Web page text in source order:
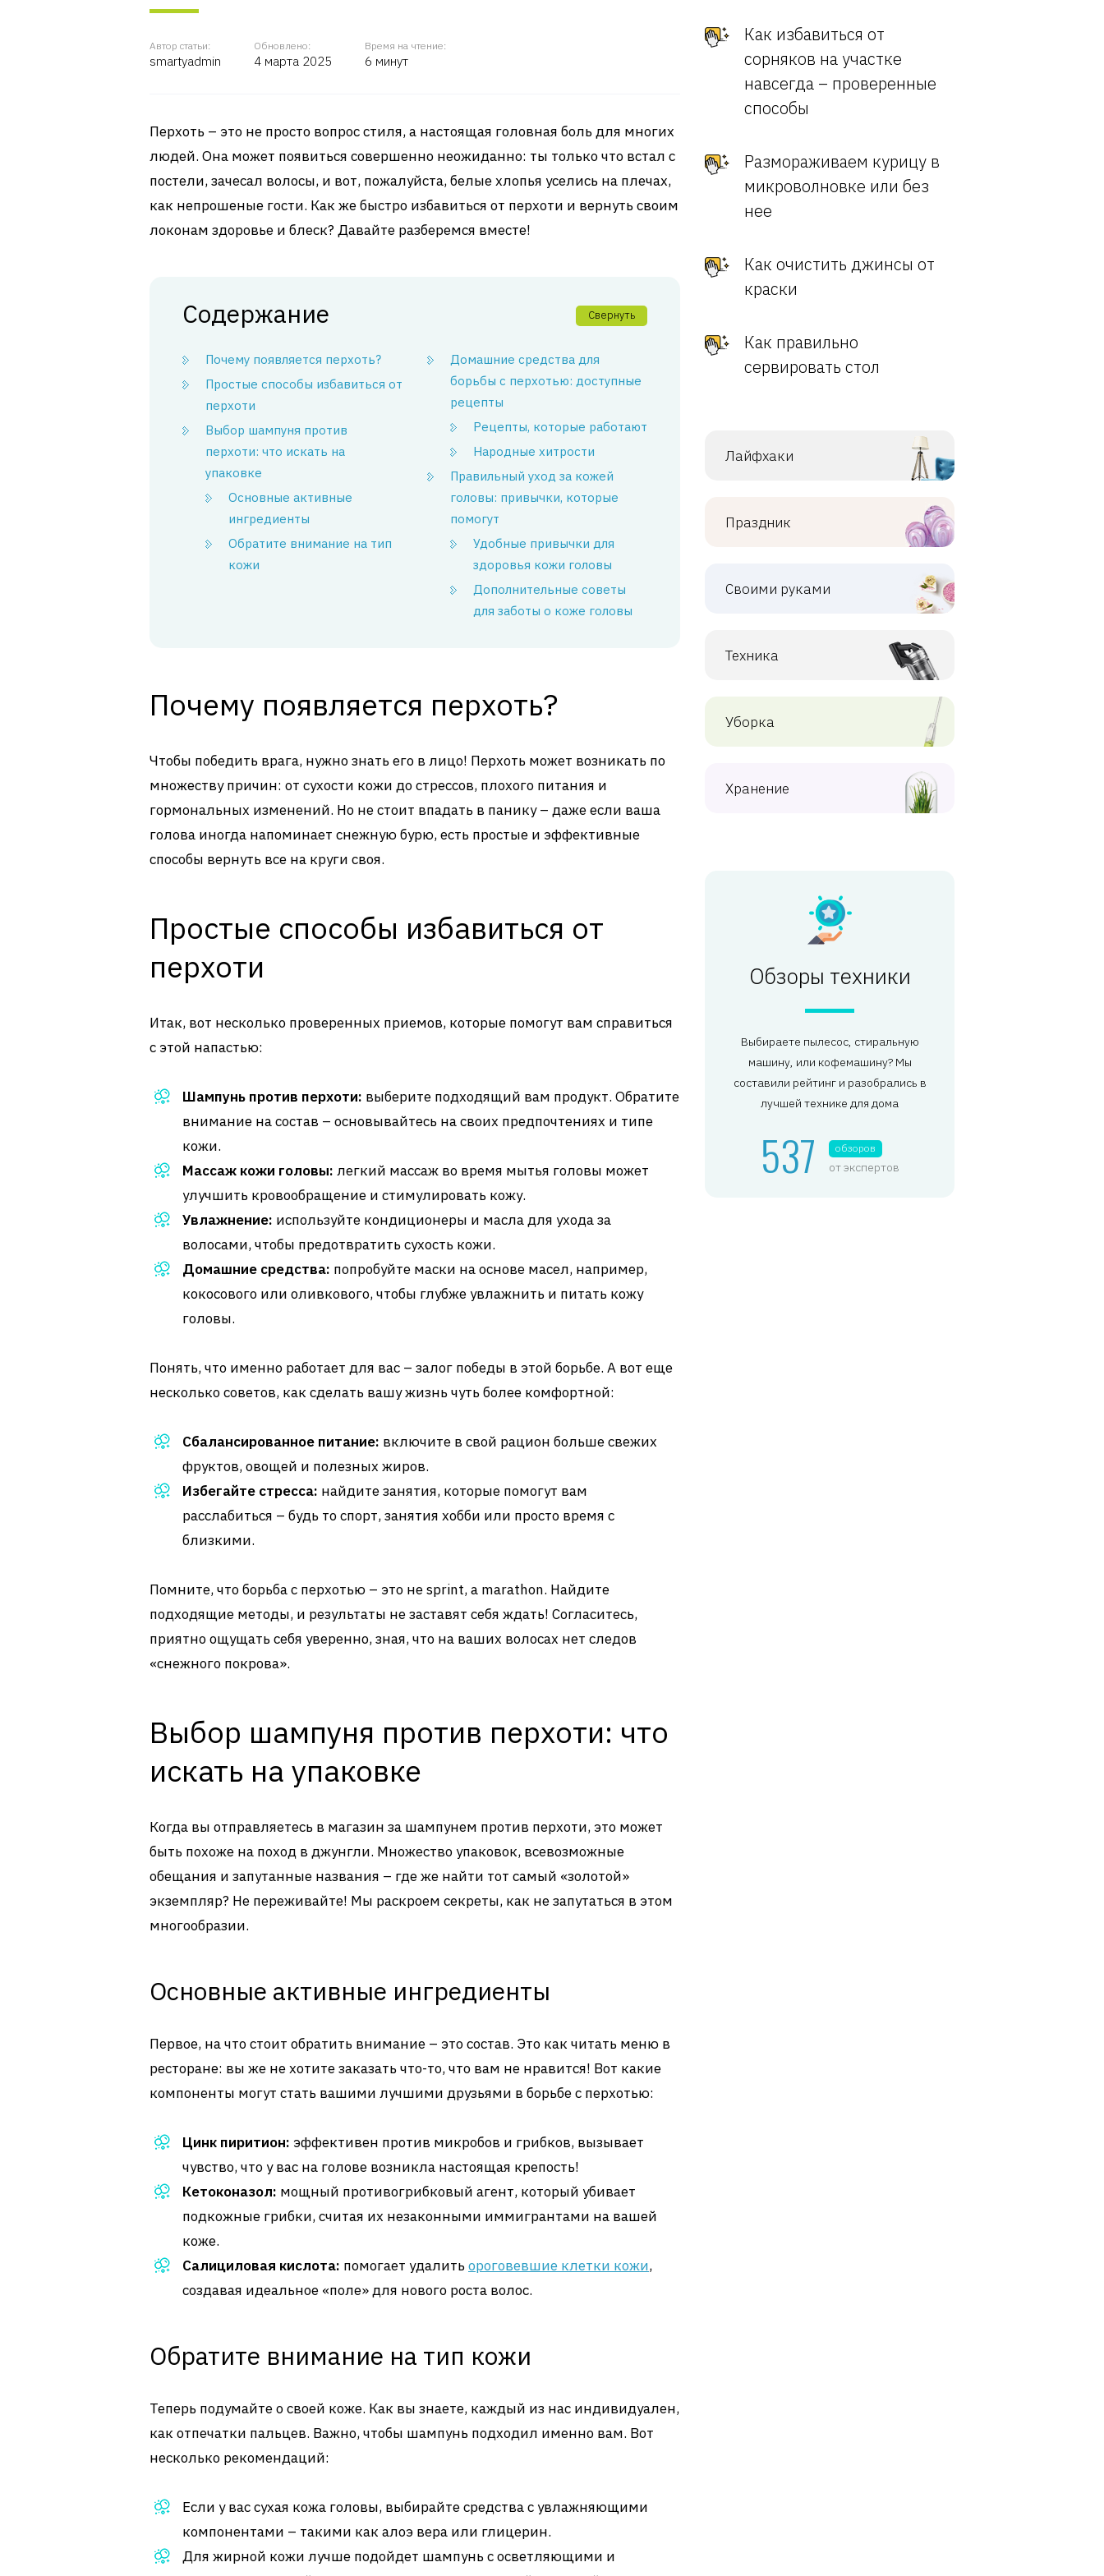
Автор статьи:
smartyadmin
Обновлено:
4 марта 2025
Время на чтение:
6 минут
Перхоть – это не просто вопрос стиля, а настоящая головная боль для многих
людей. Она может появиться совершенно неожиданно: ты только что встал с
постели, зачесал волосы, и вот, пожалуйста, белые хлопья уселись на плечах,
как непрошеные гости. Как же быстро избавиться от перхоти и вернуть своим
локонам здоровье и блеск? Давайте разберемся вместе!
Содержание Свернуть
Почему появляется перхоть?
Простые способы избавиться от
перхоти
Выбор шампуня против
перхоти: что искать на
упаковке
Основные активные
ингредиенты
Обратите внимание на тип
кожи
Домашние средства для
борьбы с перхотью: доступные
рецепты
Рецепты, которые работают
Народные хитрости
Правильный уход за кожей
головы: привычки, которые
помогут
Удобные привычки для
здоровья кожи головы
Дополнительные советы
для заботы о коже головы
Почему появляется перхоть?
Чтобы победить врага, нужно знать его в лицо! Перхоть может возникать по
множеству причин: от сухости кожи до стрессов, плохого питания и
гормональных изменений. Но не стоит впадать в панику – даже если ваша
голова иногда напоминает снежную бурю, есть простые и эффективные
способы вернуть все на круги своя.
Простые способы избавиться от
перхоти
Итак, вот несколько проверенных приемов, которые помогут вам справиться
с этой напастью:
Шампунь против перхоти: выберите подходящий вам продукт. Обратите
внимание на состав – основывайтесь на своих предпочтениях и типе
кожи.
Массаж кожи головы: легкий массаж во время мытья головы может
улучшить кровообращение и стимулировать кожу.
Увлажнение: используйте кондиционеры и масла для ухода за
волосами, чтобы предотвратить сухость кожи.
Домашние средства: попробуйте маски на основе масел, например,
кокосового или оливкового, чтобы глубже увлажнить и питать кожу
головы.
Понять, что именно работает для вас – залог победы в этой борьбе. А вот еще
несколько советов, как сделать вашу жизнь чуть более комфортной:
Сбалансированное питание: включите в свой рацион больше свежих
фруктов, овощей и полезных жиров.
Избегайте стресса: найдите занятия, которые помогут вам
расслабиться – будь то спорт, занятия хобби или просто время с
близкими.
Помните, что борьба с перхотью – это не sprint, а marathon. Найдите
подходящие методы, и результаты не заставят себя ждать! Согласитесь,
приятно ощущать себя уверенно, зная, что на ваших волосах нет следов
«снежного покрова».
Выбор шампуня против перхоти: что
искать на упаковке
Когда вы отправляетесь в магазин за шампунем против перхоти, это может
быть похоже на поход в джунгли. Множество упаковок, всевозможные
обещания и запутанные названия – где же найти тот самый «золотой»
экземпляр? Не переживайте! Мы раскроем секреты, как не запутаться в этом
многообразии.
Основные активные ингредиенты
Первое, на что стоит обратить внимание – это состав. Это как читать меню в
ресторане: вы же не хотите заказать что-то, что вам не нравится! Вот какие
компоненты могут стать вашими лучшими друзьями в борьбе с перхотью:
Цинк пиритион: эффективен против микробов и грибков, вызывает
чувство, что у вас на голове возникла настоящая крепость!
Кетоконазол: мощный противогрибковый агент, который убивает
подкожные грибки, считая их незаконными иммигрантами на вашей
коже.
Салициловая кислота: помогает удалить ороговевшие клетки кожи,
создавая идеальное «поле» для нового роста волос.
Обратите внимание на тип кожи
Теперь подумайте о своей коже. Как вы знаете, каждый из нас индивидуален,
как отпечатки пальцев. Важно, чтобы шампунь подходил именно вам. Вот
несколько рекомендаций:
Если у вас сухая кожа головы, выбирайте средства с увлажняющими
компонентами – такими как алоэ вера или глицерин.
Для жирной кожи лучше подойдет шампунь с осветляющими и
Как избавиться от
сорняков на участке
навсегда – проверенные
способы
Размораживаем курицу в
микроволновке или без
нее
Как очистить джинсы от
краски
Как правильно
сервировать стол
Лайфхаки
Праздник
Своими руками
Техника
Уборка
Хранение
Обзоры техники
Выбираете пылесос, стиральную
машину, или кофемашину? Мы
составили рейтинг и разобрались в
лучшей технике для дома
537 обзоров
от экспертов